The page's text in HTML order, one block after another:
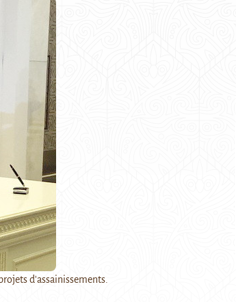
d'assainissements.